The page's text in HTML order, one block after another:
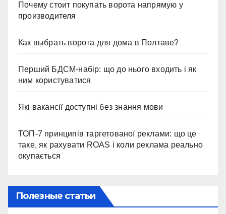
Почему стоит покупать ворота напрямую у
производителя
Как выбрать ворота для дома в Полтаве?
Перший БДСМ-набір: що до нього входить і як
ним користуватися
Які вакансії доступні без знання мови
ТОП-7 принципів таргетованої реклами: що це
таке, як рахувати ROAS і коли реклама реально
окупається
Полезные статьи